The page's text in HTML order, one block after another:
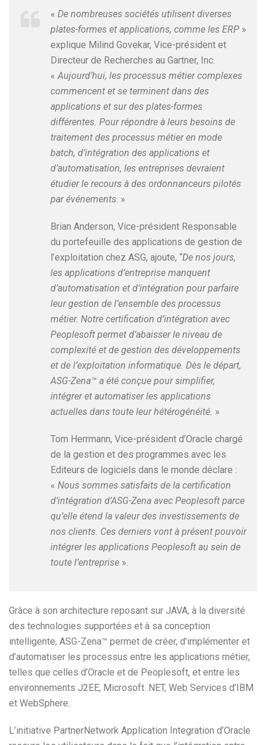
« De nombreuses sociétés utilisent diverses
plates-formes et applications, comme les ERP »
explique Milind Govekar, Vice-président et
Directeur de Recherches au Gartner, Inc.
«Aujourd’hui, les processus métier complexes
commencent et se terminent dans des
applications et sur des plates-formes
différentes. Pour répondre à leurs besoins de
traitement des processus métier en mode
batch, d’intégration des applications et
d’automatisation, les entreprises devraient
étudier le recours à des ordonnanceurs pilotés
par événements. »
Brian Anderson, Vice-président Responsable
du portefeuille des applications de gestion de
l’exploitation chez ASG, ajoute, “De nos jours,
les applications d’entreprise manquent
d’automatisation et d’intégration pour parfaire
leur gestion de l’ensemble des processus
métier. Notre certification d’intégration avec
Peoplesoft permet d’abaisser le niveau de
complexité et de gestion des développements
et de l’exploitation informatique. Dès le départ,
ASG-Zena™ a été conçue pour simplifier,
intégrer et automatiser les applications
actuelles dans toute leur hétérogénéité. »
Tom Herrmann, Vice-président d’Oracle chargé
de la gestion et des programmes avec les
Editeurs de logiciels dans le monde déclare :
« Nous sommes satisfaits de la certification
d’intégration d’ASG-Zena avec Peoplesoft parce
qu’elle étend la valeur des investissements de
nos clients. Ces derniers vont à présent pouvoir
intégrer les applications Peoplesoft au sein de
toute l’entreprise ».
Grâce à son architecture reposant sur JAVA, à la diversité
des technologies supportées et à sa conception
intelligente, ASG-Zena™ permet de créer, d’implémenter et
d’automatiser les processus entre les applications métier,
telles que celles d’Oracle et de Peoplesoft, et entre les
environnements J2EE, Microsoft .NET, Web Services d’IBM
et WebSphere.
L’initiative PartnerNetwork Application Integration d’Oracle